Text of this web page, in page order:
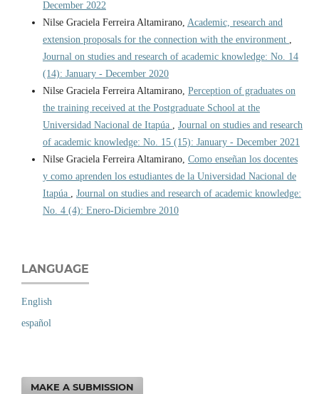
December 2022
Nilse Graciela Ferreira Altamirano, Academic, research and
extension proposals for the connection with the environment ,
Journal on studies and research of academic knowledge: No. 14
(14): January - December 2020
Nilse Graciela Ferreira Altamirano, Perception of graduates on
the training received at the Postgraduate School at the
Universidad Nacional de Itapúa , Journal on studies and research
of academic knowledge: No. 15 (15): January - December 2021
Nilse Graciela Ferreira Altamirano, Como enseñan los docentes
y como aprenden los estudiantes de la Universidad Nacional de
Itapúa , Journal on studies and research of academic knowledge:
No. 4 (4): Enero-Diciembre 2010
LANGUAGE
English
español
MAKE A SUBMISSION